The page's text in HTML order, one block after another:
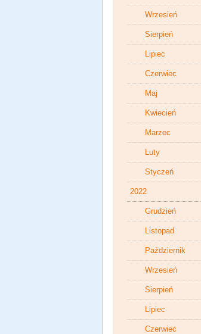
Wrzesień
Sierpień
Lipiec
Czerwiec
Maj
Kwiecień
Marzec
Luty
Styczeń
2022
Grudzień
Listopad
Październik
Wrzesień
Sierpień
Lipiec
Czerwiec